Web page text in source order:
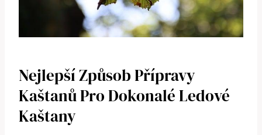
Nejlepší⁤ Způsob Přípravy
Kaštanů Pro Dokonalé Ledové
Kaštany